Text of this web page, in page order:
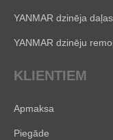
YANMAR dzinēja daļas
YANMAR dzinēju
KLIENTIEM
Apmaksa
Piegāde